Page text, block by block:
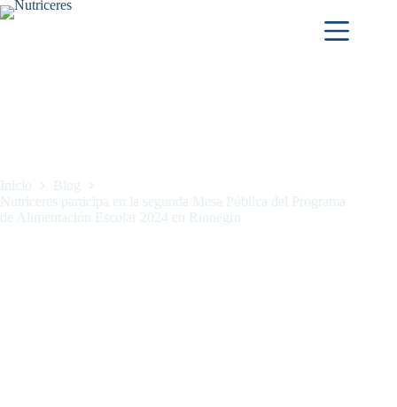
Inicio
Blog
Nutriceres participa en la segunda Mesa Pública del Programa
de Alimentación Escolar 2024 en Rionegro